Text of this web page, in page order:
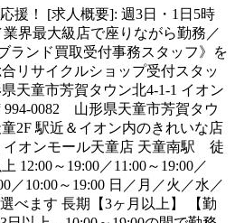
援！ [求人概要]: 週3日・1日5時
界最大級店で座りながら勤務／
ランド買取受付事務スタッフ》を
リサイクルショップ受付スタッ
天童市芳賀タウン北4-1-1 イオン
994-0082 山形県天童市芳賀タウ
2F 駅近＆イオン内のきれいな店
オンモール天童店 天童南駅 徒
12:00～19:00／11:00～19:00／
／10:00～19:00 日／月／火／水／
べます 長期【3ヶ月以上】 【勤